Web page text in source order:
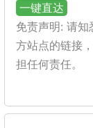
一键直达
免责声明: 请知
方站点的链接
担任何责任。